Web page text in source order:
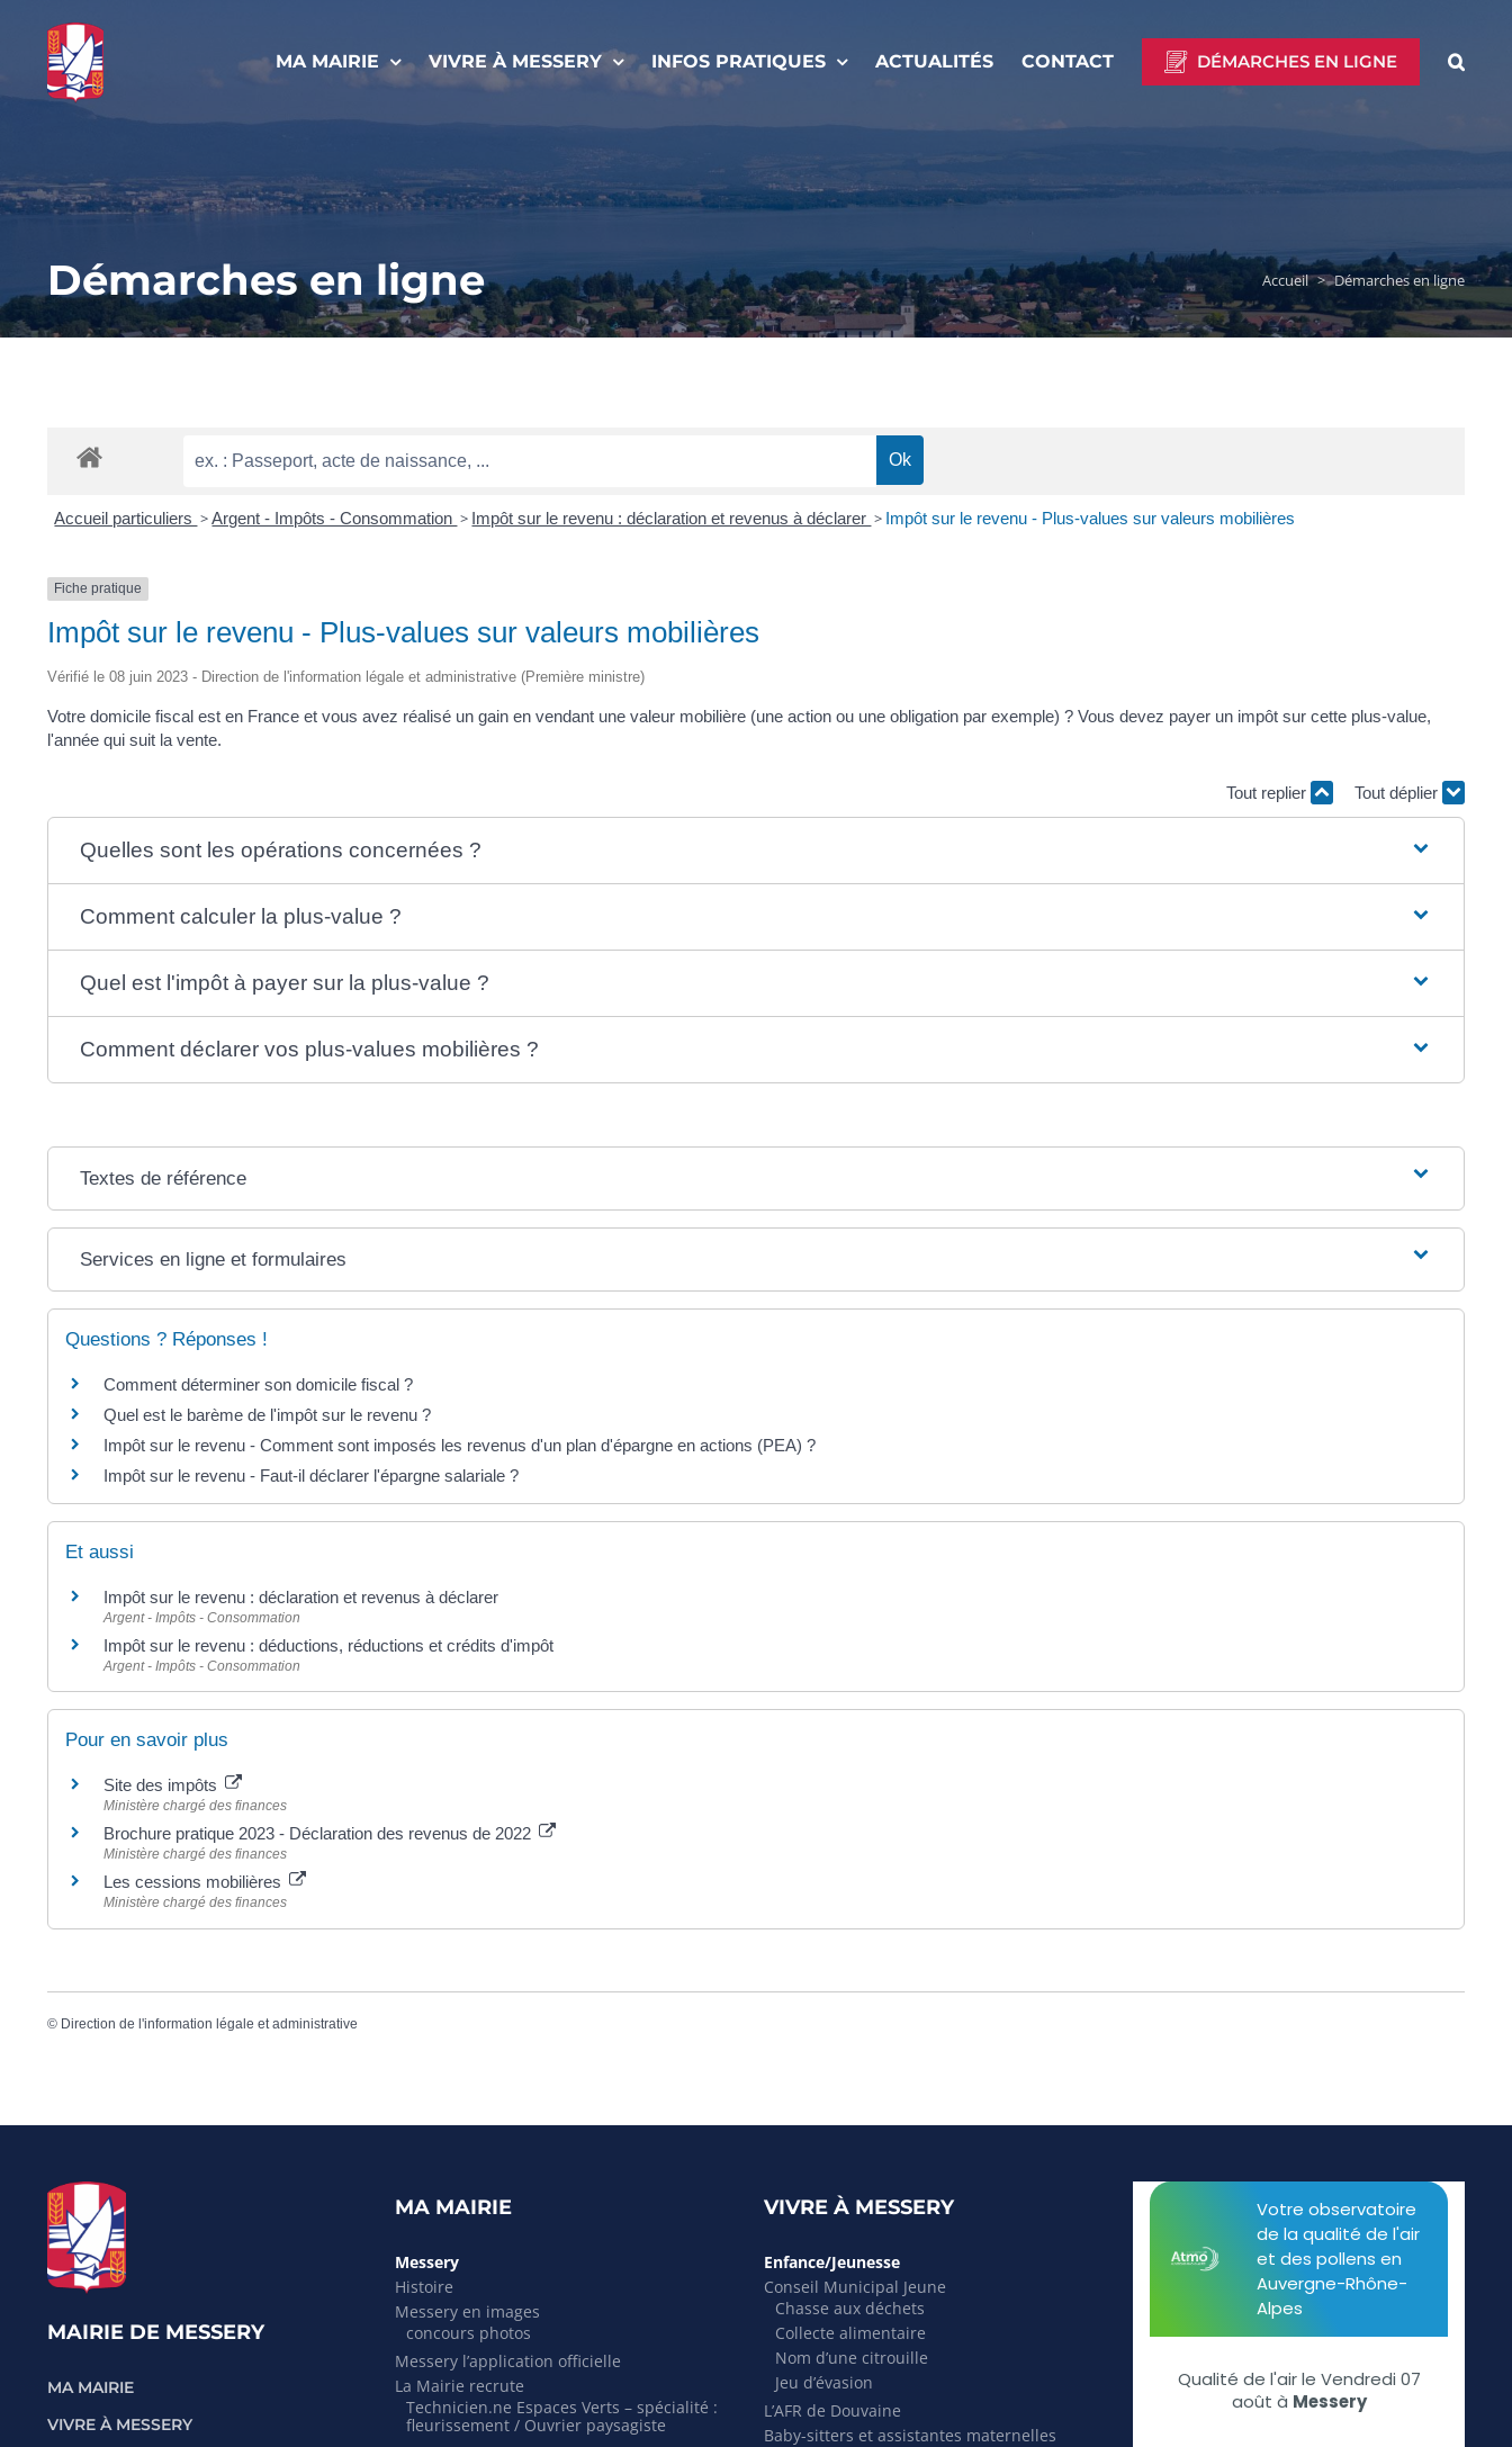
contenu
MA MAIRIE VIVRE À MESSERY INFOS PRATIQUES ACTUALITÉS CONTACT DÉMARCHES EN LIGNE
Démarches en ligne Accueil > Démarches en ligne
Accueil particuliers > Argent - Impôts - Consommation > Impôt sur le revenu : déclaration et revenus à déclarer > Impôt sur le revenu - Plus-values sur valeurs mobilières
Fiche pratique
Impôt sur le revenu - Plus-values sur valeurs mobilières
Vérifié le 08 juin 2023 - Direction de l'information légale et administrative (Première ministre)
Votre domicile fiscal est en France et vous avez réalisé un gain en vendant une valeur mobilière (une action ou une obligation par exemple) ? Vous devez payer un impôt sur cette plus-value,
l'année qui suit la vente.
Tout replier Tout déplier
Quelles sont les opérations concernées ?
Comment calculer la plus-value ?
Quel est l'impôt à payer sur la plus-value ?
Comment déclarer vos plus-values mobilières ?
Textes de référence
Services en ligne et formulaires
Questions ? Réponses !
Comment déterminer son domicile fiscal ?
Quel est le barème de l'impôt sur le revenu ?
Impôt sur le revenu - Comment sont imposés les revenus d'un plan d'épargne en actions (PEA) ?
Impôt sur le revenu - Faut-il déclarer l'épargne salariale ?
Et aussi
Impôt sur le revenu : déclaration et revenus à déclarer
Argent - Impôts - Consommation
Impôt sur le revenu : déductions, réductions et crédits d'impôt
Argent - Impôts - Consommation
Pour en savoir plus
Site des impôts
Ministère chargé des finances
Brochure pratique 2023 - Déclaration des revenus de 2022
Ministère chargé des finances
Les cessions mobilières
Ministère chargé des finances
© Direction de l'information légale et administrative
MAIRIE DE MESSERY
MA MAIRIE
VIVRE À MESSERY
MA MAIRIE
Messery
Histoire
Messery en images
concours photos
Messery l’application officielle
La Mairie recrute
Technicien.ne Espaces Verts – spécialité :
fleurissement / Ouvrier paysagiste
VIVRE À MESSERY
Enfance/Jeunesse
Conseil Municipal Jeune
Chasse aux déchets
Collecte alimentaire
Nom d’une citrouille
Jeu d’évasion
L’AFR de Douvaine
Baby-sitters et assistantes maternelles